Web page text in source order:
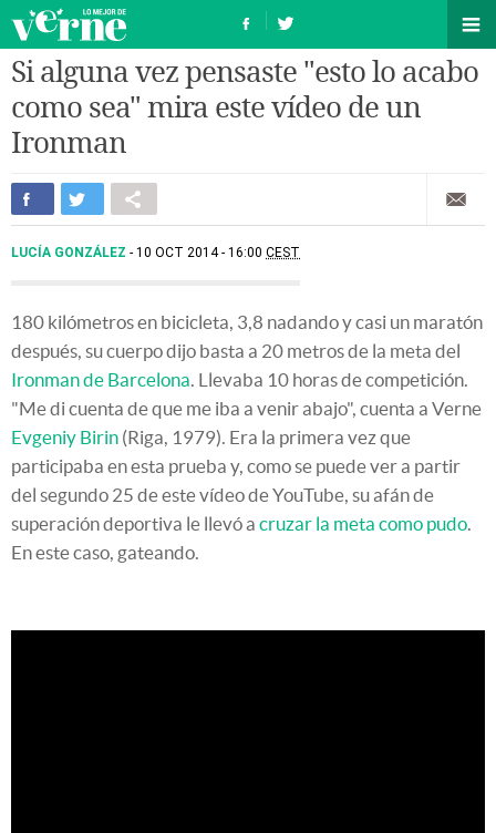
Si alguna vez pensaste "esto lo acabo
como sea" mira este vídeo de un
Ironman
LUCÍA GONZÁLEZ 10 OCT 2014 - 16:00 CEST
180 kilómetros en bicicleta, 3,8 nadando y casi un maratón
después, su cuerpo dijo basta a 20 metros de la meta del
Ironman de Barcelona. Llevaba 10 horas de competición.
"Me di cuenta de que me iba a venir abajo", cuenta a Verne
Evgeniy Birin (Riga, 1979). Era la primera vez que
participaba en esta prueba y, como se puede ver a partir
del segundo 25 de este vídeo de YouTube, su afán de
superación deportiva le llevó a cruzar la meta como pudo.
En este caso, gateando.